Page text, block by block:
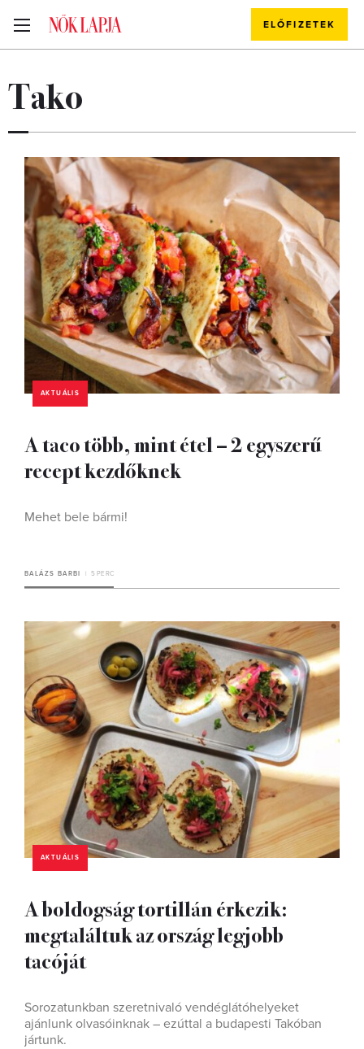
ELŐFIZETEK
Tako
AKTUÁLIS
A taco több, mint étel – 2 egyszerű
recept kezdőknek
Mehet bele bármi!
BALÁZS BARBI 5 PERC
AKTUÁLIS
A boldogság tortillán érkezik:
megtaláltuk az ország legjobb
tacóját
Sorozatunkban szeretnivaló vendéglátóhelyeket
ajánlunk olvasóinknak – ezúttal a budapesti Takóban
jártunk.